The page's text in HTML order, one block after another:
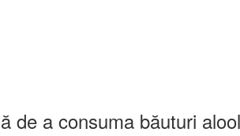
de a consuma băuturi